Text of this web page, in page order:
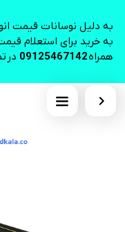
به دلیل نوسانات قیمت
به خرید برای استعلام
همراه09125467142 در